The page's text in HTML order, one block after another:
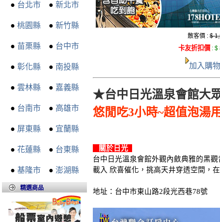
● 台北市● 新北市
● 桃園縣 ● 新竹縣
● 苗栗縣 ● 台中市
● 彰化縣 ● 南投縣
● 雲林縣 ● 嘉義縣
● 台南市● 高雄市
● 屏東縣 ● 宜蘭縣
● 花蓮縣 ● 台東縣
● 基隆市● 澎湖縣
精選商品
散客價 : $
卡友折扣價 : $
加入購
★台中日光溫泉會館大
悠閒吃3小時~超值泡湯
關於日光
台中日光溫泉會館外觀內斂典雅的黑
載入 欣喜催化，挑高天井穿透空間，
地址：台中市東山路2段光西巷78